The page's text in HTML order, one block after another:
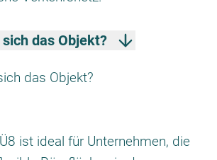
das Objekt?
das Objekt?
ist ideal für Unternehmen, die